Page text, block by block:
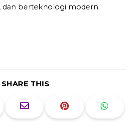
dan berteknologi modern.
SHARE THIS